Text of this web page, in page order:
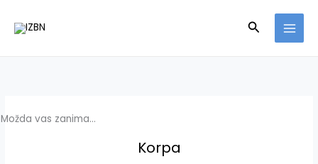
Search
Možda vas zanima…
Korpa